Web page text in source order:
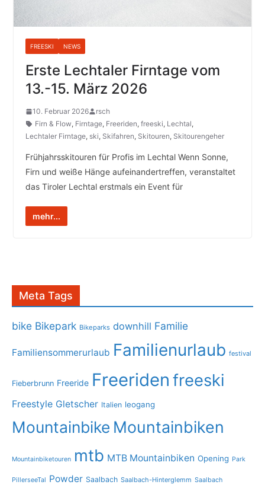
FREESKI NEWS
Erste Lechtaler Firntage vom
13.-15. März 2026
10. Februar 2026
rsch
Firn & Flow, Firntage, Freeriden, freeski, Lechtal,
Lechtaler Firntage, ski, Skifahren, Skitouren, Skitourengeher
Frühjahrsskitouren für Profis im Lechtal Wenn Sonne,
Firn und weiße Hänge aufeinandertreffen, veranstaltet
das Tiroler Lechtal erstmals ein Event für
mehr...
Meta Tags
bike Bikepark Bikeparks downhill Familie
Familiensommerurlaub Familienurlaub festival
Fieberbrunn Freeride Freeriden freeski
Freestyle Gletscher Italien leogang
Mountainbike Mountainbiken
Mountainbiketouren mtb MTB Mountainbiken Opening Park
PillerseeTal Powder Saalbach Saalbach-Hinterglemm Saalbach